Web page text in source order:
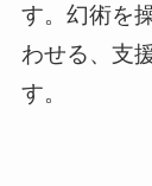
す。幻術を
わせる、支
す。